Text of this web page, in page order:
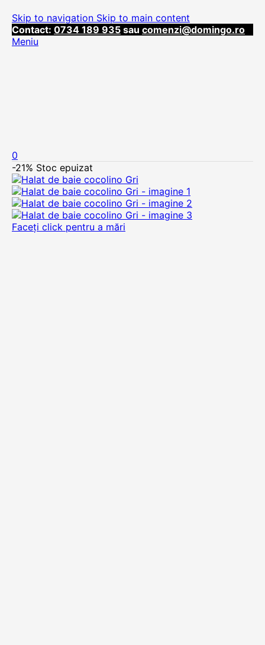
Skip to navigation Skip to main content
Contact: 0734 189 935 sau comenzi@domingo.ro
Meniu
0
-21% Stoc epuizat
Faceți click pentru a mări